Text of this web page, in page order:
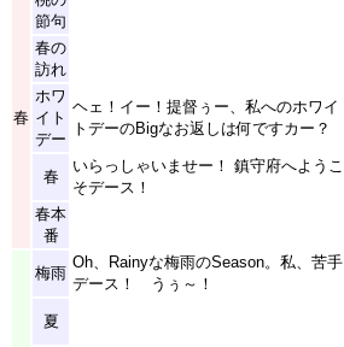
春
節句
春の
訪れ
ホワ
イト
デー
ヘェ！イー！提督ぅー、私へのホワイ
トデーのBigなお返しは何ですカー？
春
いらっしゃいませー！ 鎮守府へようこ
そデース！
春本
番
梅雨
Oh、Rainyな梅雨のSeason。私、苦手
デース！ うぅ～！
夏